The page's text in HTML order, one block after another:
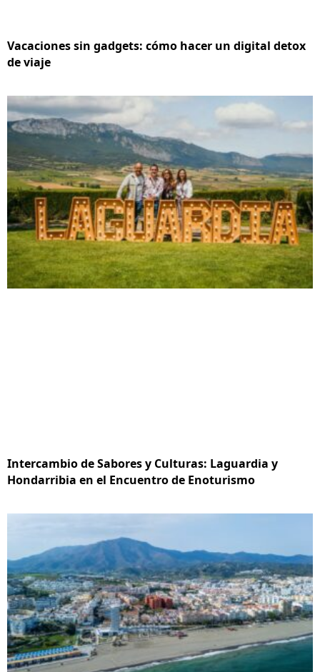
Vacaciones sin gadgets: cómo hacer un digital detox
de viaje
Intercambio de Sabores y Culturas: Laguardia y
Hondarribia en el Encuentro de Enoturismo